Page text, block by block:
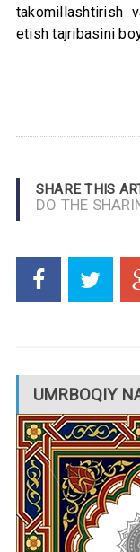
takomillashtirish
etish tajribasini
SHARE THIS
DO THE
UMRBOQIY